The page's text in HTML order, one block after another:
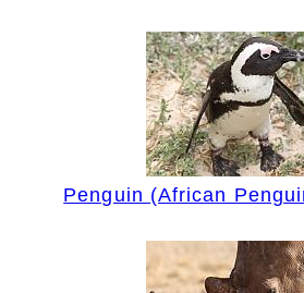
Penguin (African